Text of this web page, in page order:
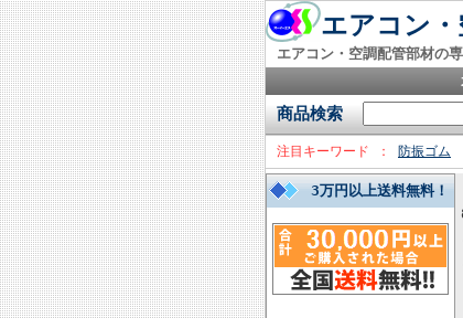
エアコン・
エアコン・空調配管部材の
商品検索
注目キーワード 防振ゴム
3万円以上送料無料！